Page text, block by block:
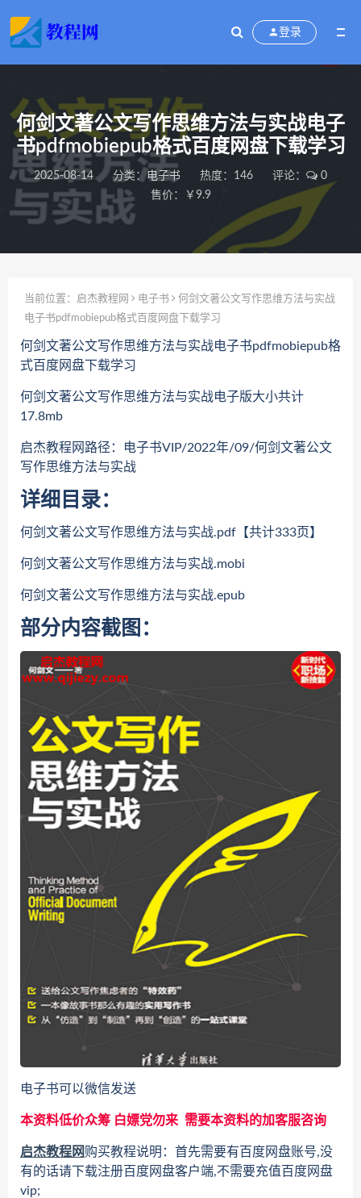
登录
何剑文著公文写作思维方法与实战电子
书pdfmobiepub格式百度网盘下载学习
2025-08-14 分类：电子书 热度：146 评论：
0
售价：￥9.9
当前位置： 启杰教程网 电子书
何剑文著公文写作思维方法与实战
电子书pdfmobiepub格式百度网盘下载学习
何剑文著公文写作思维方法与实战电子书pdfmobiepub格
式百度网盘下载学习
何剑文著公文写作思维方法与实战电子版大小共计
17.8mb
启杰教程网路径：电子书VIP/2022年/09/何剑文著公文
写作思维方法与实战
详细目录：
何剑文著公文写作思维方法与实战.pdf【共计333页】
何剑文著公文写作思维方法与实战.mobi
何剑文著公文写作思维方法与实战.epub
部分内容截图：
电子书可以微信发送
本资料低价众筹 白嫖党勿来 需要本资料的加客服咨询
启杰教程网购买教程说明：首先需要有百度网盘账号,没
有的话请下载注册百度网盘客户端,不需要充值百度网盘
vip;